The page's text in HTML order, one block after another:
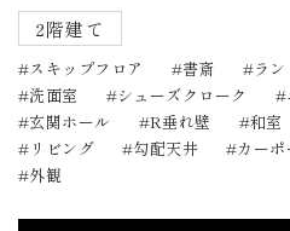
2階建て
スキップフロア 書斎 ラン
洗面室
シューズクローク
玄関ホール
R垂れ壁 和室
リビング
勾配天井 カーポ
外観